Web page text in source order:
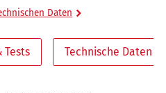
Daten
Tests Technische Daten